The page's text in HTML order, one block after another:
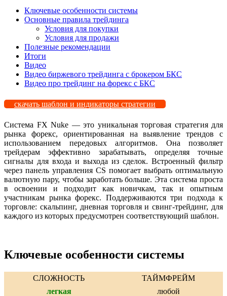
Ключевые особенности системы
Основные правила трейдинга
Условия для покупки
Условия для продажи
Полезные рекомендации
Итоги
Видео
Видео биржевого трейдинга с брокером БКС
Видео про трейдинг на форекс с БКС
скачать шаблон и индикаторы стратегии
Система FX Nuke — это уникальная торговая стратегия для
рынка форекс, ориентированная на выявление трендов с
использованием передовых алгоритмов. Она позволяет
трейдерам эффективно зарабатывать, определяя точные
сигналы для входа и выхода из сделок. Встроенный фильтр
через панель управления CS помогает выбрать оптимальную
валютную пару, чтобы заработать больше. Эта система проста
в освоении и подходит как новичкам, так и опытным
участникам рынка форекс. Поддерживаются три подхода к
торговле: скальпинг, дневная торговля и свинг-трейдинг, для
каждого из которых предусмотрен соответствующий шаблон.
Ключевые особенности системы
СЛОЖНОСТЬ
ТАЙМФРЕЙМ
легкая
любой